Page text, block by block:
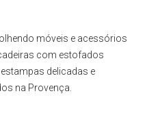
móveis e acessórios
com estofados
delicadas e
na Provença.